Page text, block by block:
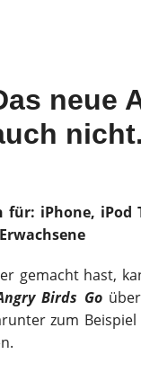
neue
nicht.
iPhone, iPod
gemacht hast,
Birds Goüber
zum